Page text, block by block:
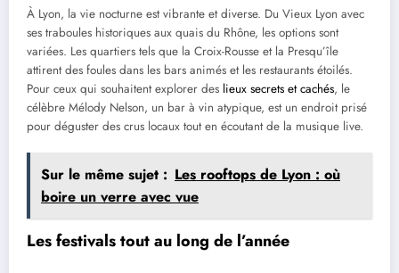
À Lyon, la vie nocturne est vibrante et diverse. Du Vieux Lyon avec
ses traboules historiques aux quais du Rhône, les options sont
variées. Les quartiers tels que la Croix-Rousse et la Presqu’île
attirent des foules dans les bars animés et les restaurants étoilés.
Pour ceux qui souhaitent explorer des lieux secrets et cachés, le
célèbre Mélody Nelson, un bar à vin atypique, est un endroit prisé
pour déguster des crus locaux tout en écoutant de la musique live.
Sur le même sujet : Les rooftops de Lyon : où
boire un verre avec vue
Les festivals tout au long de l’année